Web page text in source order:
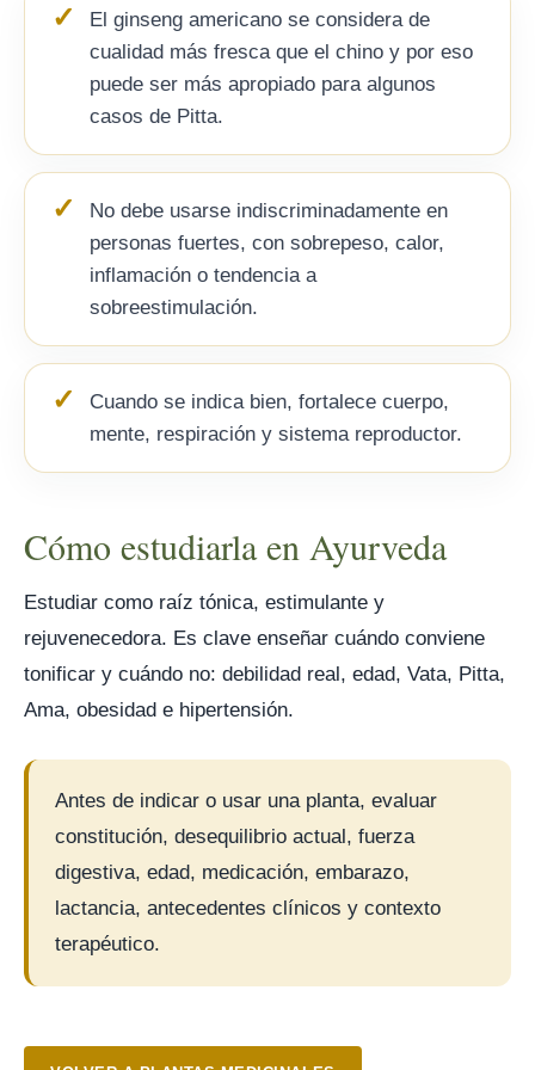
El ginseng americano se considera de
cualidad más fresca que el chino y por eso
puede ser más apropiado para algunos
casos de Pitta.
No debe usarse indiscriminadamente en
personas fuertes, con sobrepeso, calor,
inflamación o tendencia a
sobreestimulación.
Cuando se indica bien, fortalece cuerpo,
mente, respiración y sistema reproductor.
Cómo estudiarla en Ayurveda
Estudiar como raíz tónica, estimulante y
rejuvenecedora. Es clave enseñar cuándo conviene
tonificar y cuándo no: debilidad real, edad, Vata, Pitta,
Ama, obesidad e hipertensión.
Antes de indicar o usar una planta, evaluar
constitución, desequilibrio actual, fuerza
digestiva, edad, medicación, embarazo,
lactancia, antecedentes clínicos y contexto
terapéutico.